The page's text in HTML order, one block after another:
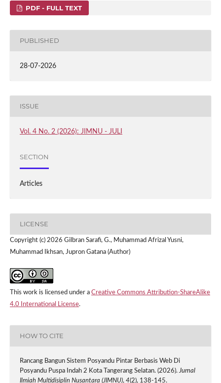
PDF - FULL TEXT
PUBLISHED
28-07-2026
ISSUE
Vol. 4 No. 2 (2026): JIMNU - JULI
SECTION
Articles
LICENSE
Copyright (c) 2026 Gilbran Sarafi, G., Muhammad Afrizal Yusni,
Muhammad Ikhsan, Jupron Gatana (Author)
This work is licensed under a Creative Commons Attribution-ShareAlike
4.0 International License.
HOW TO CITE
Rancang Bangun Sistem Posyandu Pintar Berbasis Web Di
Posyandu Puspa Indah 2 Kota Tangerang Selatan. (2026).Jurnal
Ilmiah Multidisiplin Nusantara (JIMNU), 4(2), 138-145.